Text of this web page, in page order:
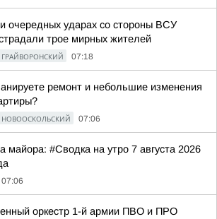
очередных ударах со стороны ВСУ
трое мирных жителей
ГРАЙВОРОНСКИЙ 07:18
ремонт и небольшие изменения
НОВООСКОЛЬСКИЙ 07:06
майора: #Сводка на утро 7 августа 2026
07:06
оркестр 1-й армии ПВО и ПРО